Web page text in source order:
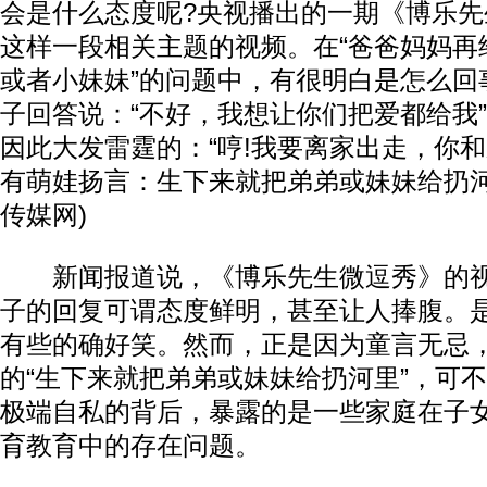
会是什么态度呢?央视播出的一期《博乐
这样一段相关主题的视频。在“爸爸妈妈
或者小妹妹”的问题中，有很明白是怎么
子回答说：“不好，我想让你们把爱都给我
因此大发雷霆的：“哼!我要离家出走，你
有萌娃扬言：生下来就把弟弟或妹妹给扔
传媒网)
新闻报道说，《博乐先生微逗秀》的
子的回复可谓态度鲜明，甚至让人捧腹。
有些的确好笑。然而，正是因为童言无忌
的“生下来就把弟弟或妹妹给扔河里”，可
极端自私的背后，暴露的是一些家庭在子
育教育中的存在问题。